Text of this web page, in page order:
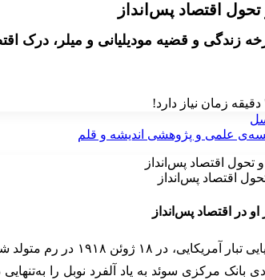
تحول اقتصاد پس‌انداز
اقتصاد پس‌انداز
در اقتصاد پس‌انداز
، اقتصاددان
اقتصادی بانک مرکزی سوئد به یاد آلفرد نوبل